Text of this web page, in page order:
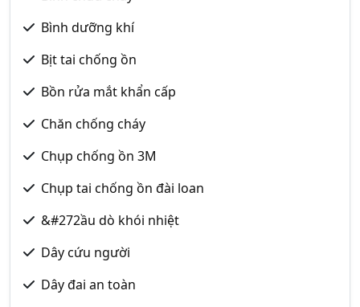
Bình dưỡng khí
Bịt tai chống ồn
Bồn rửa mắt khẩn cấp
Chăn chống cháy
Chụp chống ồn 3M
Chụp tai chống ồn đài loan
&#272ầu dò khói nhiệt
Dây cứu người
Dây đai an toàn